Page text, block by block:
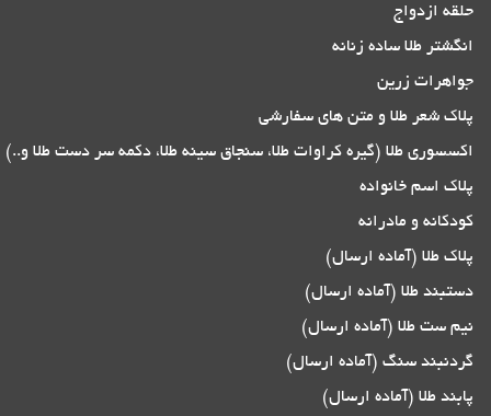
حلقه ازدواج
انگشتر طلا ساده زنانه
جواهرات زرین
پلاک شعر طلا و متن های سفارشی
اکسسوری طلا (گیره کراوات طلا، سنجاق سینه طلا، دکمه سر دست طلا و..)
پلاک اسم خانواده
کودکانه و مادرانه
پلاک طلا (آماده ارسال)
دستبند طلا (آماده ارسال)
نیم ست طلا (آماده ارسال)
گردنبند سنگ (آماده ارسال)
پابند طلا (آماده ارسال)